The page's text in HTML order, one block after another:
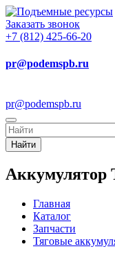
Заказать звонок
+7 (812) 425-66-20
pr@podemspb.ru
pr@podemspb.ru
Найти
Аккумулятор
Главная
Каталог
Запчасти
Тяговые